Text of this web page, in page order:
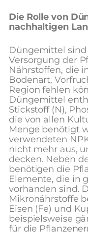
Die Rolle von
nachhaltigen
Düngemittel
Versorgung der
Nährstoffen, die
Bodenart,
Region fehlen
Düngemittel
Stickstoff (N),
die von allen
Menge benötigt
verwendeten
nicht mehr aus,
decken. Neben
benötigen die
Elemente, die in
vorhanden sind.
Mikronährstoffe
Eisen (Fe) und
beispielsweise
für die